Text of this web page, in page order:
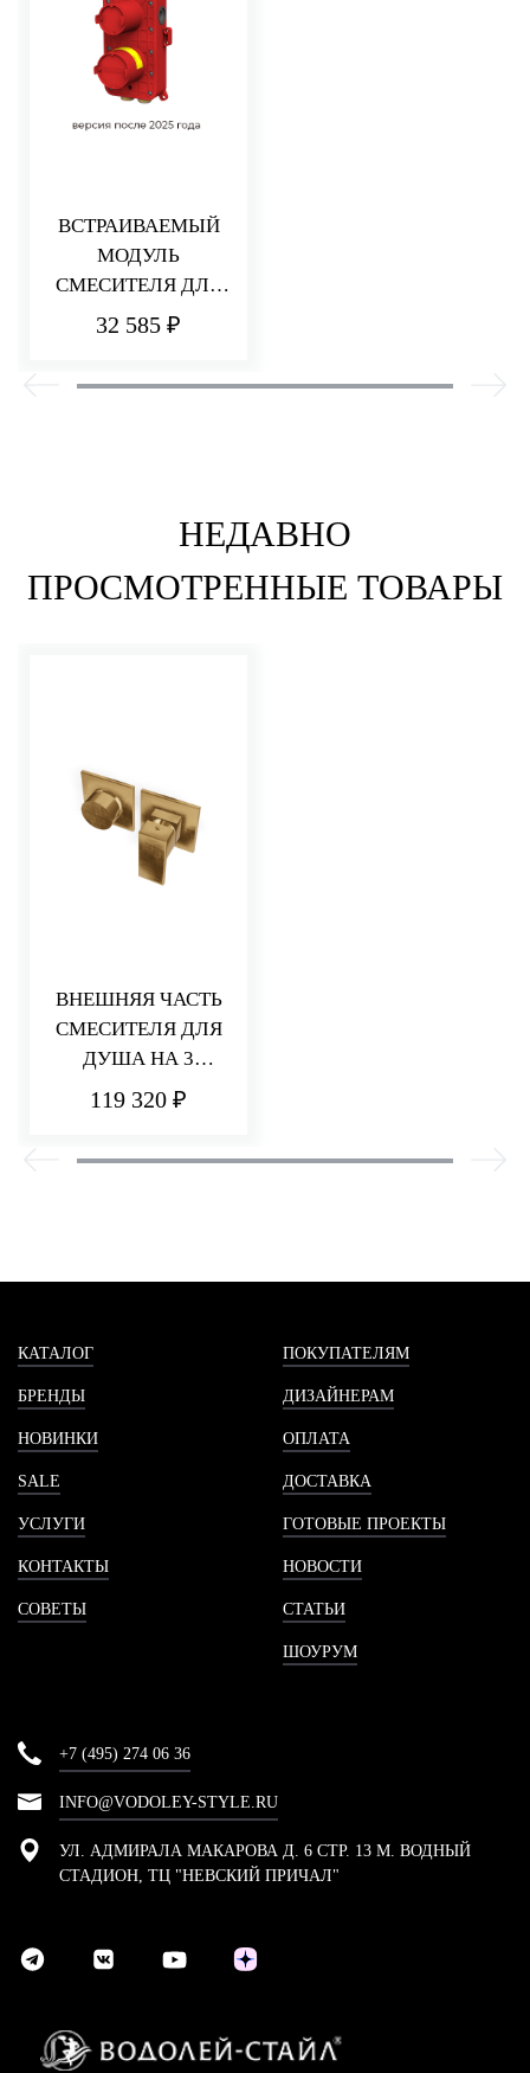
ВСТРАИВАЕМЫЙ
МОДУЛЬ
СМЕСИТЕЛЯ ДЛЯ
ДУША НА 2/3
32 585 ₽
НЕДАВНО
ПРОСМОТРЕННЫЕ ТОВАРЫ
ВНЕШНЯЯ ЧАСТЬ
СМЕСИТЕЛЯ ДЛЯ
ДУША НА 3
ПОТРЕБИТЕЛЯ Q30
119 320 ₽
КАТАЛОГ
БРЕНДЫ
НОВИНКИ
SALE
УСЛУГИ
КОНТАКТЫ
СОВЕТЫ
ПОКУПАТЕЛЯМ
ДИЗАЙНЕРАМ
ОПЛАТА
ДОСТАВКА
ГОТОВЫЕ ПРОЕКТЫ
НОВОСТИ
СТАТЬИ
ШОУРУМ
+7 (495) 274 06 36
INFO@VODOLEY-STYLE.RU
УЛ. АДМИРАЛА МАКАРОВА Д. 6 СТР. 13 М. ВОДНЫЙ
СТАДИОН, ТЦ "НЕВСКИЙ ПРИЧАЛ"